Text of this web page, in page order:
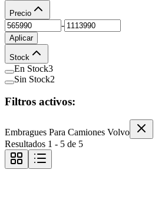
Precio
-
Aplicar
Stock
En Stock3
Sin Stock2
Filtros activos:
Embragues Para Camiones Volvo
Resultados 1 - 5 de 5